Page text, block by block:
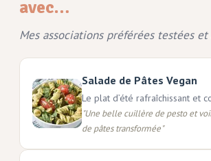
avec…
Mes associations préférées testées et
Salade de Pâtes Vegan
Le plat d’été rafraîchissant et
"Une belle cuillère de pesto et
de pâtes transformée"